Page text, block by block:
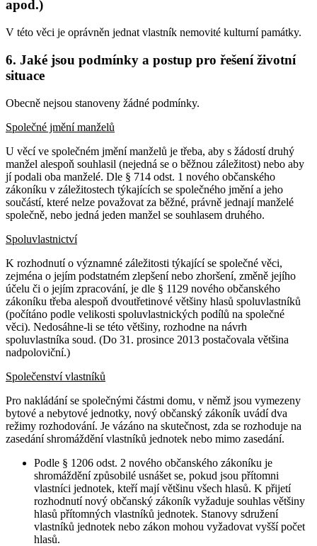
apod.)
V této věci je oprávněn jednat vlastník nemovité kulturní památky.
6. Jaké jsou podmínky a postup pro řešení životní
situace
Obecně nejsou stanoveny žádné podmínky.
Společné jmění manželů
U věcí ve společném jmění manželů je třeba, aby s žádostí druhý
manžel alespoň souhlasil (nejedná se o běžnou záležitost) nebo aby
jí podali oba manželé. Dle § 714 odst. 1 nového občanského
zákoníku v záležitostech týkajících se společného jmění a jeho
součástí, které nelze považovat za běžné, právně jednají manželé
společně, nebo jedná jeden manžel se souhlasem druhého.
Spoluvlastnictví
K rozhodnutí o významné záležitosti týkající se společné věci,
zejména o jejím podstatném zlepšení nebo zhoršení, změně jejího
účelu či o jejím zpracování, je dle § 1129 nového občanského
zákoníku třeba alespoň dvoutřetinové většiny hlasů spoluvlastníků
(počítáno podle velikosti spoluvlastnických podílů na společné
věci). Nedosáhne-li se této většiny, rozhodne na návrh
spoluvlastníka soud. (Do 31. prosince 2013 postačovala většina
nadpoloviční.)
Společenství vlastníků
Pro nakládání se společnými částmi domu, v němž jsou vymezeny
bytové a nebytové jednotky, nový občanský zákoník uvádí dva
režimy rozhodování. Je vázáno na skutečnost, zda se rozhoduje na
zasedání shromáždění vlastníků jednotek nebo mimo zasedání.
Podle § 1206 odst. 2 nového občanského zákoníku je
shromáždění způsobilé usnášet se, pokud jsou přítomni
vlastníci jednotek, kteří mají většinu všech hlasů. K přijetí
rozhodnutí nový občanský zákoník vyžaduje souhlas většiny
hlasů přítomných vlastníků jednotek. Stanovy sdružení
vlastníků jednotek nebo zákon mohou vyžadovat vyšší počet
hlasů.